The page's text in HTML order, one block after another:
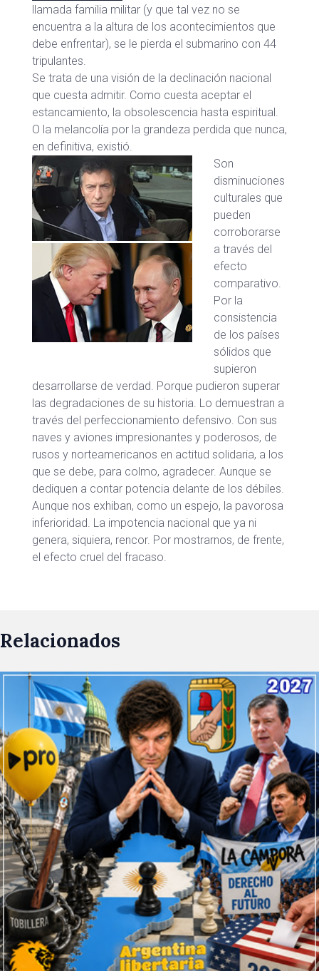
llamada familia militar (y que tal vez no se
encuentra a la altura de los acontecimientos que
debe enfrentar), se le pierda el submarino con 44
tripulantes.
Se trata de una visión de la declinación nacional
que cuesta admitir. Como cuesta aceptar el
estancamiento, la obsolescencia hasta espiritual.
O la melancolía por la grandeza perdida que nunca,
en definitiva, existió.
Son
disminuciones
culturales que
pueden
corroborarse
a través del
efecto
comparativo.
Por la
consistencia
de los países
sólidos que
supieron
desarrollarse de verdad. Porque pudieron superar
las degradaciones de su historia. Lo demuestran a
través del perfeccionamiento defensivo. Con sus
naves y aviones impresionantes y poderosos, de
rusos y norteamericanos en actitud solidaria, a los
que se debe, para colmo, agradecer. Aunque se
dediquen a contar potencia delante de los débiles.
Aunque nos exhiban, como un espejo, la pavorosa
inferioridad. La impotencia nacional que ya ni
genera, siquiera, rencor. Por mostrarnos, de frente,
el efecto cruel del fracaso.
Relacionados